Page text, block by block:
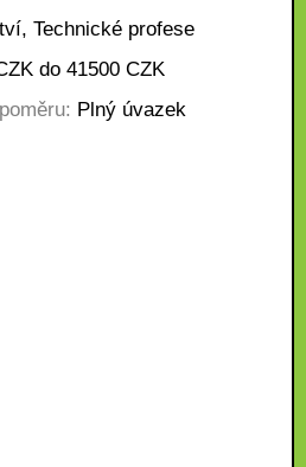
Technické profese
do 41500 CZK
Plný úvazek